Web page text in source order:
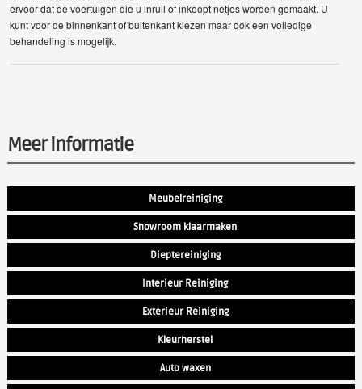
ervoor dat de voertuigen die u inruil of inkoopt netjes worden gemaakt. U
kunt voor de binnenkant of buitenkant kiezen maar ook een volledige
behandeling is mogelijk.
Meer informatie
Meubelreiniging
Showroom klaarmaken
Dieptereiniging
Interieur Reiniging
Exterieur Reiniging
Kleurherstel
Auto waxen